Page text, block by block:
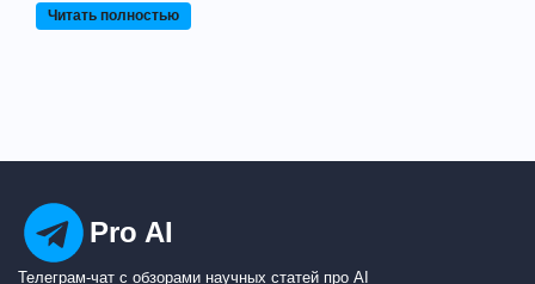
Читать полностью
Pro AI
Телеграм-чат с обзорами научных статей про AI